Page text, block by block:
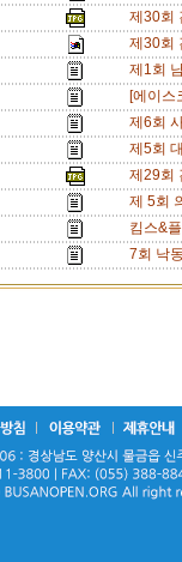
제30회
제30회
제1회
[에이스
제6회
제5회
제29회
제 5회
킴스&
7회 낙